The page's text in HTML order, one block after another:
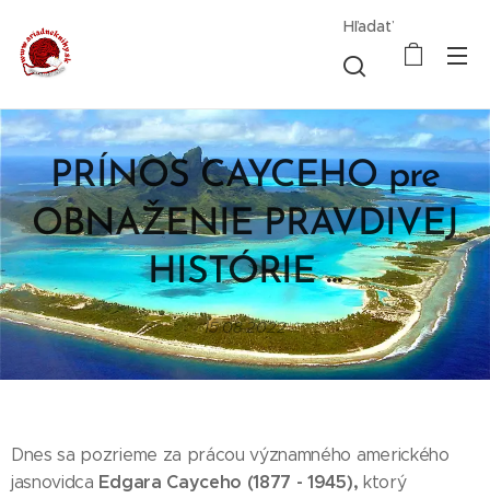
Hľadať
PRÍNOS CAYCEHO pre
OBNAŽENIE PRAVDIVEJ
HISTÓRIE ...
15.08.2022
Dnes sa pozrieme za prácou významného amerického
jasnovidca Edgara Cayceho (1877 - 1945), ktorý